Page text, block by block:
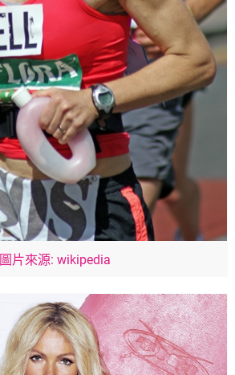
圖片來源: wikipedia